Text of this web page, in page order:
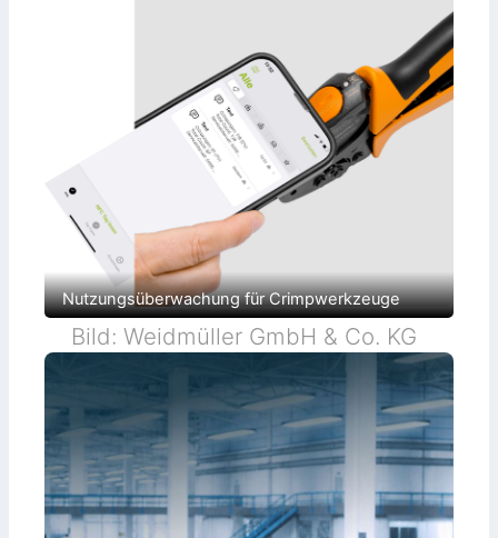
Nutzungsüberwachung für Crimpwerkzeuge
Bild: Weidmüller GmbH & Co. KG